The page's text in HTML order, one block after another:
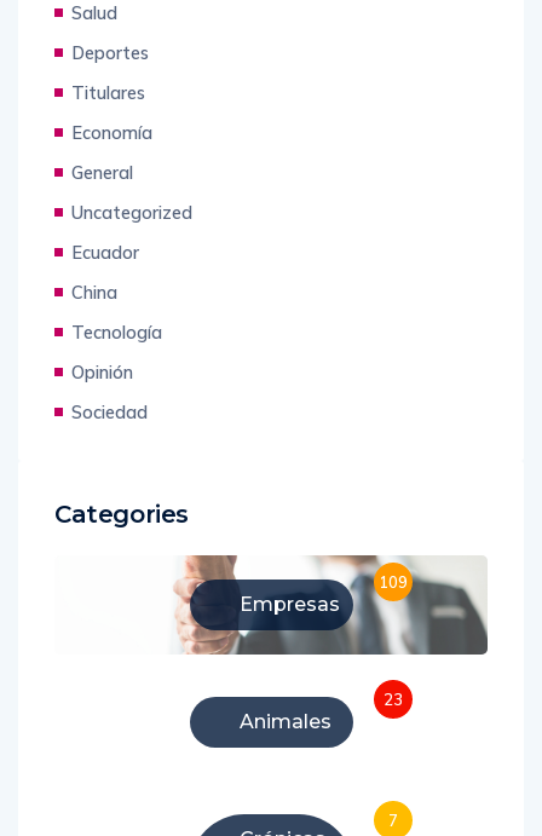
Salud
Deportes
Titulares
Economía
General
Uncategorized
Ecuador
China
Tecnología
Opinión
Sociedad
Categories
Empresas
109
Animales
23
7